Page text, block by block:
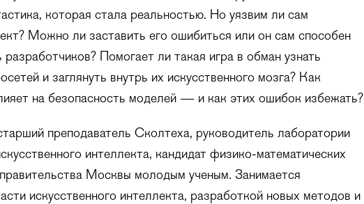
которая стала реальностью. Но уязвим ли сам
Можно ли заставить его ошибиться или он сам способен
разработчиков? Помогает ли такая игра в обман узнать
и заглянуть внутрь их искусственного мозга? Как
на безопасность моделей — и как этих ошибок избежать?
преподаватель Сколтеха, руководитель лаборатории
интеллекта, кандидат физико-математических
Москвы молодым ученым. Занимается
искусственного интеллекта, разработкой новых методов и